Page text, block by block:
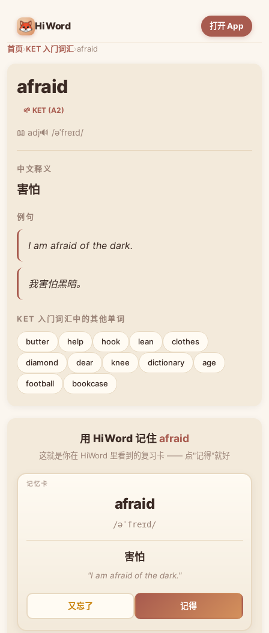
HiWord 打开 App
首页›KET 入门词汇›afraid
afraid
🌱 KET (A2)
📖 adj🔊 /əˈfreɪd/
中文释义
害怕
例句
I am afraid of the dark.
我害怕黑暗。
KET 入门词汇中的其他单词
butter help hook lean clothes
diamond dear knee dictionary age
football bookcase
用 HiWord 记住afraid
这就是你在 HiWord 里看到的复习卡 —— 点"记得"就好
afraid
/əˈfreɪd/
害怕
"I am afraid of the dark."
又忘了 记得